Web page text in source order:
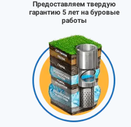
Предоставляем твердую
гарантию 5 лет на буровые
работы